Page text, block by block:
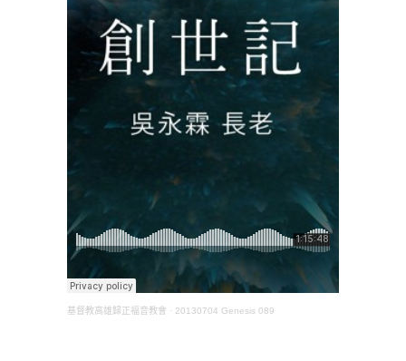
基督教高雄歸正福音教會 · 20130704 Genesis 089